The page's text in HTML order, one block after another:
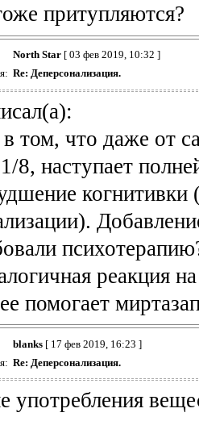
притупляются?
North Star[ 03 фев 2019, 10:32 ]
Re: Деперсонализация.
том, что даже от
8, наступает
реакция
помогает
blanks[ 17 фев 2019, 16:23 ]
Re: Деперсонализация.
употребления